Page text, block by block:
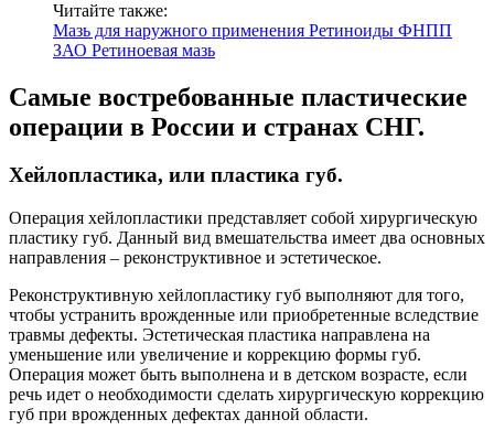
Читайте также:
Мазь для наружного применения Ретиноиды ФНПП
ЗАО Ретиноевая мазь
Самые востребованные пластические
операции в России и странах СНГ.
Хейлопластика, или пластика губ.
Операция хейлопластики представляет собой хирургическую
пластику губ. Данный вид вмешательства имеет два основных
направления – реконструктивное и эстетическое.
Реконструктивную хейлопластику губ выполняют для того,
чтобы устранить врожденные или приобретенные вследствие
травмы дефекты. Эстетическая пластика направлена на
уменьшение или увеличение и коррекцию формы губ.
Операция может быть выполнена и в детском возрасте, если
речь идет о необходимости сделать хирургическую коррекцию
губ при врожденных дефектах данной области.